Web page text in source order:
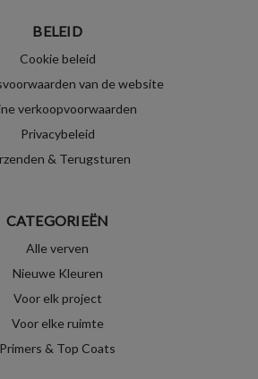
BELEID
Cookie beleid
van de website
verkoopvoorwaarden
Privacybeleid
& Terugsturen
CATEGORIEËN
Alle verven
Nieuwe Kleuren
Voor elk project
Voor elke ruimte
Primers & Top Coats